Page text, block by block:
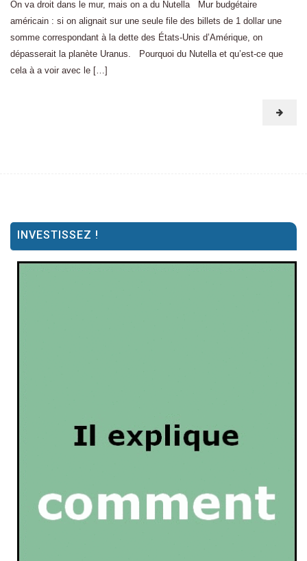
On va droit dans le mur, mais on a du Nutella Mur budgétaire
américain : si on alignait sur une seule file des billets de 1 dollar une
somme correspondant à la dette des États-Unis d’Amérique, on
dépasserait la planète Uranus. Pourquoi du Nutella et qu’est-ce que
cela à a voir avec le […]
INVESTISSEZ !